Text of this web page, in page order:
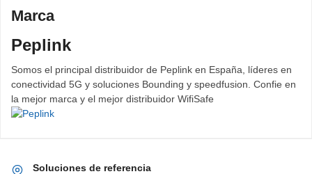
Marca
Peplink
Somos el principal distribuidor de Peplink en España, líderes en
conectividad 5G y soluciones Bounding y speedfusion. Confie en
la mejor marca y el mejor distribuidor WifiSafe
Soluciones de referencia